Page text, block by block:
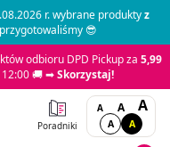
r. wybrane produktyz
😎
odbioru DPD Pickup za 5,99
🚚 ➡Skorzystaj!
Poradniki
A A A
A A